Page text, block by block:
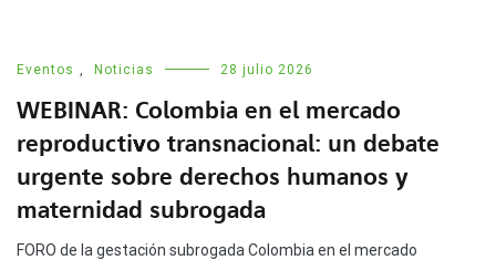
Eventos Noticias 28 julio 2026
WEBINAR: Colombia en el mercado
reproductivo transnacional: un debate
urgente sobre derechos humanos y
maternidad subrogada
FORO de la gestación subrogada Colombia en el mercado